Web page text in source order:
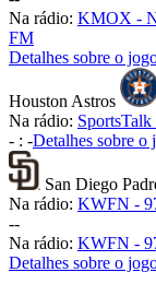
Na rádio: KMOX -
FM
Detalhes sobre o
Houston Astros
Na rádio:
- : -Detalhes sobre o
San Diego
Na rádio: KWFN -
--
Na rádio: KWFN -
Detalhes sobre o